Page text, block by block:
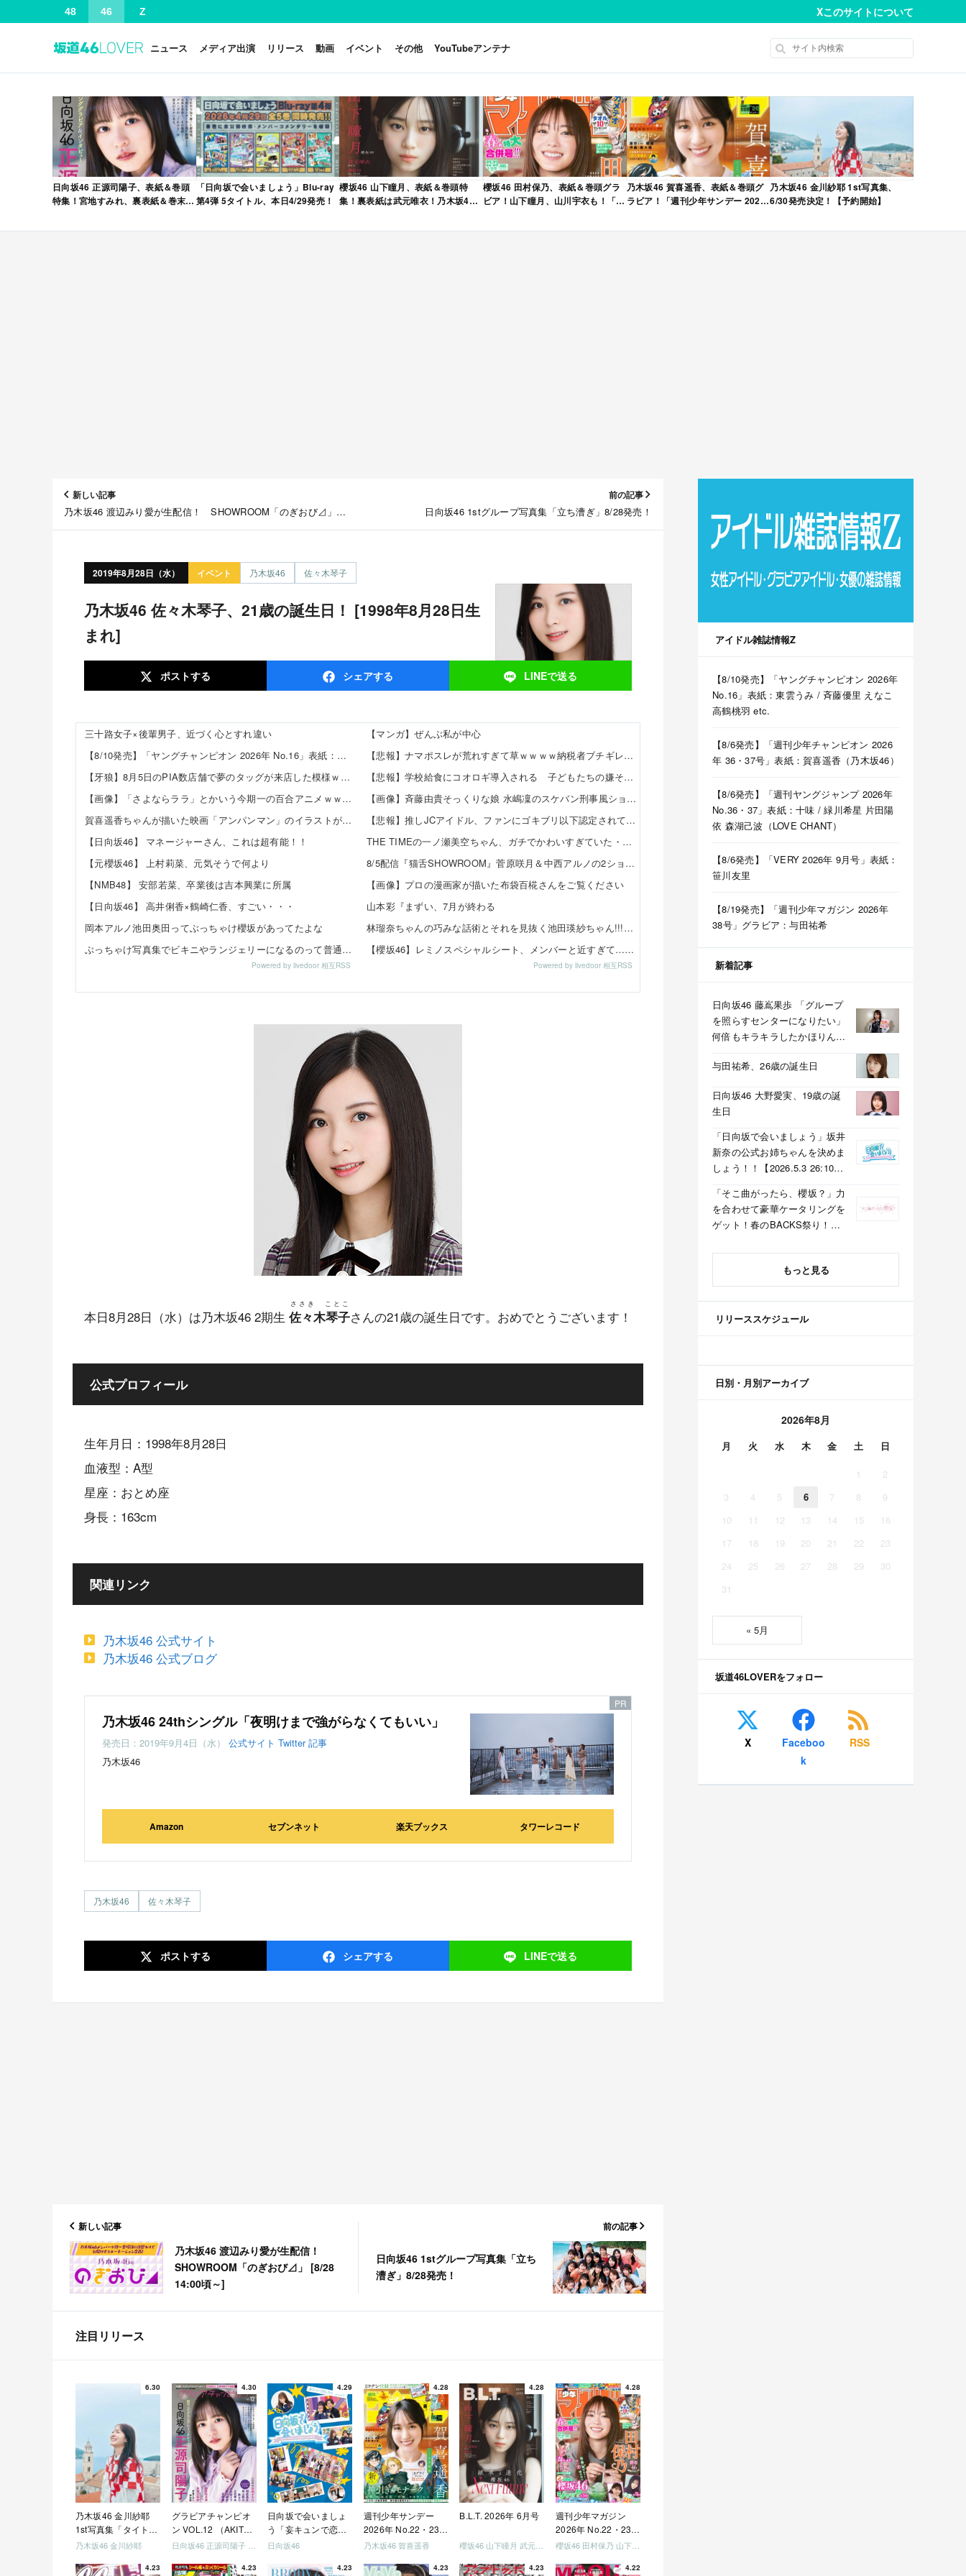
48 46 Z Xこのサイトについて
ニュース メディア出演 リリース 動画 イベント その他 YouTubeアンテナ
日向坂46 正源司陽子、表紙＆巻頭
特集！宮地すみれ、裏表紙＆巻末特
VOL.12」本日4/30発売！
「日向坂で会いましょう」Blu-ray
第4弾 5タイトル、本日4/29発売！
櫻坂46 山下瞳月、表紙＆巻頭特
集！裏表紙は武元唯衣！乃木坂46
6月号」本日4/28発売！
櫻坂46 田村保乃、表紙＆巻頭グラ
ビア！山下瞳月、山川宇衣も！「週
合併号」本日4/28発売！
乃木坂46 賀喜遥香、表紙＆巻頭グ
ラビア！「週刊少年サンデー 2026
売！
乃木坂46 金川紗耶 1st写真集、
6/30発売決定！【予約開始】
新しい記事
乃木坂46 渡辺みり愛が生配信！ SHOWROOM「のぎおび⊿」
前の記事
日向坂46 1stグループ写真集「立ち漕ぎ」8/28発売！
2019年8月28日（水） イベント 乃木坂46 佐々木琴子
乃木坂46 佐々木琴子、21歳の誕生日！ [1998年8月28日生
まれ]
ポストする シェアする LINEで送る
三十路女子×後輩男子、近づく心とすれ違い
【8/10発売】「ヤングチャンピオン 2026年 No.16」表紙：東雲うみ / 斉藤優里 えなこ 高鶴桃羽 etc.
【牙狼】8月5日のPIA数店舗で夢のタッグが来店した模様ｗｗｗｗｗ
【画像】「さよならララ」とかいう今期一の百合アニメｗｗｗｗｗ
賀喜遥香ちゃんが描いた映画「アンパンマン」のイラストが上手すぎる！！！【乃木坂46】
【日向坂46】 マネージャーさん、これは超有能！！
【元櫻坂46】 上村莉菜、元気そうで何より
【NMB48】 安部若菜、卒業後は吉本興業に所属
【日向坂46】 高井俐香×鶴崎仁香、すごい・・・
岡本アルノ池田奥田ってぶっちゃけ櫻坂があってたよな
ぶっちゃけ写真集でビキニやランジェリーになるのって普通に『性』だよな
Powered by livedoor 相互RSS
【マンガ】ぜんぶ私が中心
【悲報】ナマポスレが荒れすぎて草ｗｗｗｗ納税者ブチギレｗｗｗｗ 他
【悲報】学校給食にコオロギ導入される 子どもたちの嫌そうな顔がリアルすぎｗｗｗｗｗ 他
【画像】斉藤由貴そっくりな娘 水嶋凜のスケバン刑事風ショットがこちらｗｗｗ 他
【悲報】推しJCアイドル、ファンにゴキブリ以下認定されてしまうｗｗｗｗ 他
THE TIMEの一ノ瀬美空ちゃん、ガチでかわいすぎていた・・・
8/5配信『猫舌SHOWROOM』菅原咲月＆中西アルノの2ショット2枚！！【乃木坂46】
【画像】プロの漫画家が描いた布袋百椛さんをご覧ください
山本彩『まずい、7月が終わる
林瑠奈ちゃんの巧みな話術とそれを見抜く池田瑛紗ちゃん!!!【乃木坂46】
【櫻坂46】レミノスペシャルシート、メンバーと近すぎて…【全国ツアー2026】
Powered by livedoor 相互RSS
本日8月28日（水）は乃木坂46 2期生 佐々木琴子
ささき ことこ
さんの21歳の誕生日です。おめでとうございます！
公式プロフィール
生年月日：1998年8月28日
血液型：A型
星座：おとめ座
身長：163cm
関連リンク
乃木坂46 公式サイト
乃木坂46 公式ブログ
乃木坂46 24thシングル「夜明けまで強がらなくてもいい」
発売日：2019年9月4日（水） 公式サイト Twitter 記事
乃木坂46
Amazon セブンネット 楽天ブックス タワーレコード
乃木坂46 佐々木琴子
ポストする シェアする LINEで送る
新しい記事
乃木坂46 渡辺みり愛が生配信！
SHOWROOM「のぎおび⊿」 [8/28
14:00頃～]
前の記事
日向坂46 1stグループ写真集「立ち
漕ぎ」8/28発売！
注目リリース
6.30
乃木坂46 金川紗耶
1st写真集「タイトル
未定」
乃木坂46 金川紗耶
4.30
グラビアチャンピオ
ン VOL.12 （AKITA
DXシリーズ）
4.29
日向坂で会いましょ
う「妄キュンで恋し
ちゃいましょう」
めましょう」「ご褒
日向坂46
4.28
週刊少年サンデー
2026年 No.22・23
合併号
乃木坂46 賀喜遥香
4.28
B.L.T. 2026年 6月号
4.28
週刊少年マガジン
2026年 No.22・23
合併号
4.23 4.23 4.23 4.23 4.23 4.22
アイドル雑誌情報Z
【8/10発売】「ヤングチャンピオン 2026年
No.16」表紙：東雲うみ / 斉藤優里 えなこ
高鶴桃羽 etc.
【8/6発売】「週刊少年チャンピオン 2026
年 36・37号」表紙：賀喜遥香（乃木坂46）
【8/6発売】「週刊ヤングジャンプ 2026年
No.36・37」表紙：十味 / 緑川希星 片田陽
依 森湖己波（LOVE CHANT）
【8/6発売】「VERY 2026年 9月号」表紙：
笹川友里
【8/19発売】「週刊少年マガジン 2026年
38号」グラビア：与田祐希
新着記事
日向坂46 藤嶌果歩 「グループ
を照らすセンターになりたい」
何倍もキラキラしたかほりんが
与田祐希、26歳の誕生日
日向坂46 大野愛実、19歳の誕
生日
「日向坂で会いましょう」坂井
新奈の公式お姉ちゃんを決めま
しょう！！【2026.5.3 26:10〜
「そこ曲がったら、櫻坂？」力
を合わせて豪華ケータリングを
ゲット！春のBACKS祭り！
京】
もっと見る
リリーススケジュール
日別・月別アーカイブ
2026年8月
月 火 水 木 金 土 日
1
2
3
4 5 6 7 8
9
10
11 12 13 14 15
16
17
18 19 20 21 22
23
24
25 26 27 28 29
30
31
« 5月
坂道46LOVERをフォロー
X
Faceboo
k
RSS